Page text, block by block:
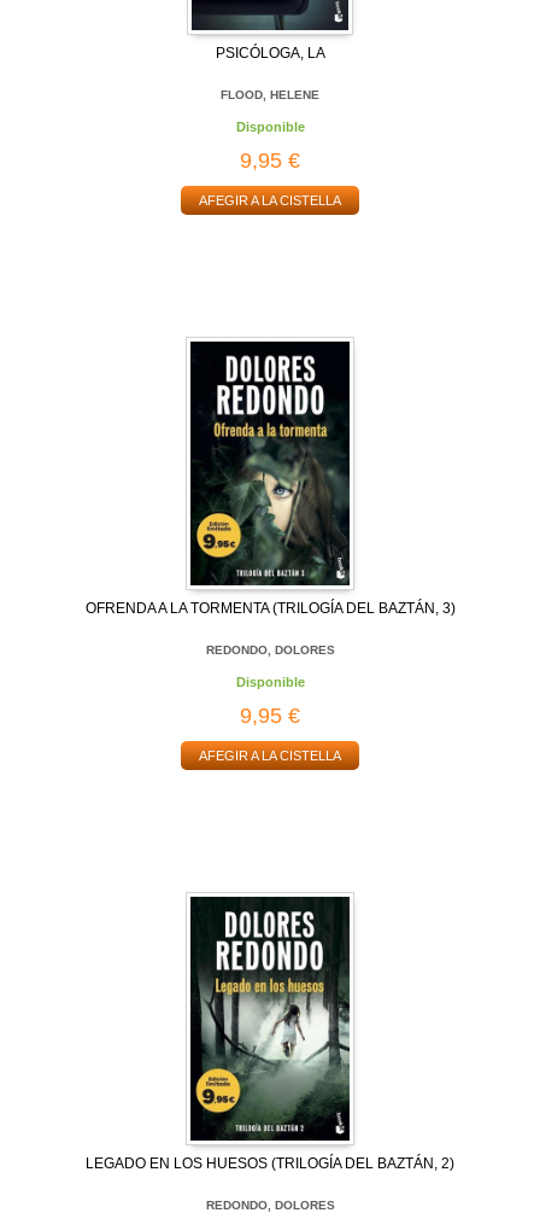
PSICÓLOGA, LA
FLOOD, HELENE
Disponible
9,95 €
AFEGIR A LA CISTELLA
OFRENDA A LA TORMENTA (TRILOGÍA DEL BAZTÁN, 3)
REDONDO, DOLORES
Disponible
9,95 €
AFEGIR A LA CISTELLA
LEGADO EN LOS HUESOS (TRILOGÍA DEL BAZTÁN, 2)
REDONDO, DOLORES